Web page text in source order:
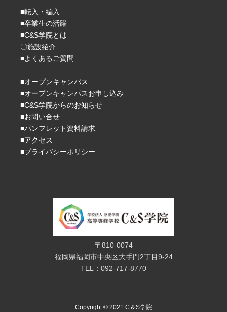
■転入・編入
■卒業生の活躍
■C&S学院とは
〇施設紹介
■よくあるご質問
■オープンキャンパス
■オープンキャンパスお申し込み
■C&S学院からのお知らせ
■お問い合せ
■パンフレット資料請求
■アクセス
■プライバシーポリシー
〒810-0074
福岡県福岡市中央区大手門2丁目9-24
TEL：092-717-8770
Copyright © 2021 C＆S学院